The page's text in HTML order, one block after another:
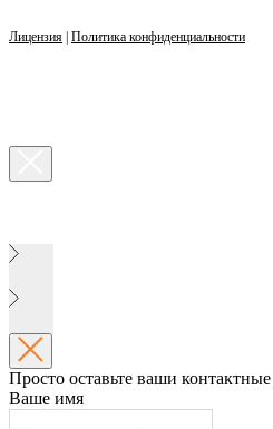
Лицензия Политика конфиденциальности
Просто оставьте ваши
Ваше имя